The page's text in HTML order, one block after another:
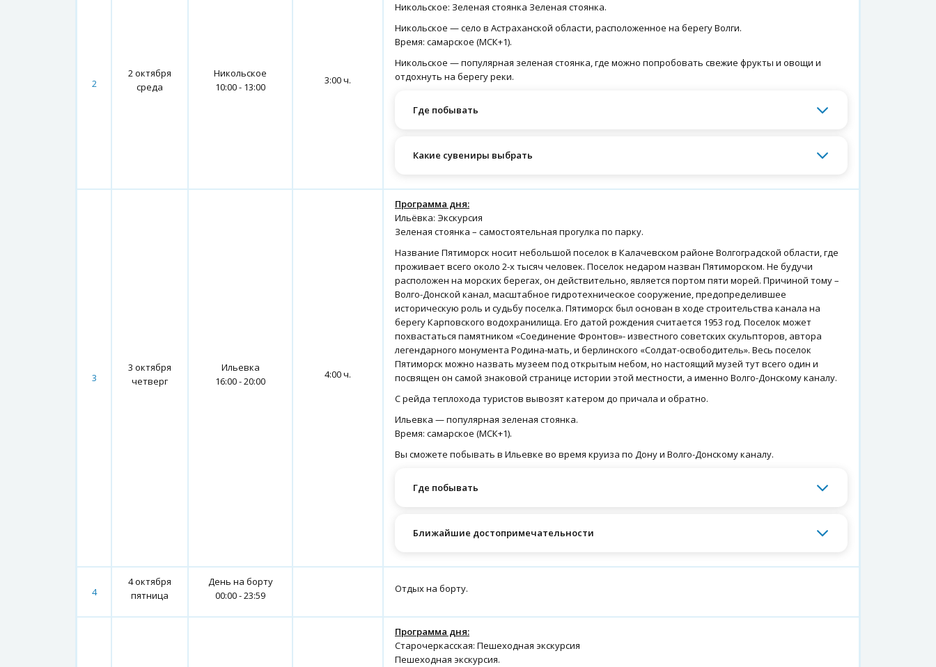
2
2 октября
среда
Никольское
10:00 - 13:00
3:00 ч.
Никольское: Зеленая стоянка Зеленая стоянка.
Никольское — село в Астраханской области, расположенное на берегу Волги.
Время: самарское (МСК+1).
Никольское — популярная зеленая стоянка, где можно попробовать свежие фрукты и овощи и
отдохнуть на берегу реки.
Где побывать
Какие сувениры выбрать
3
3 октября
четверг
Ильевка
16:00 - 20:00
4:00 ч.
Программа дня:
Ильёвка: Экскурсия
Зеленая стоянка – самостоятельная прогулка по парку.
Название Пятиморск носит небольшой поселок в Калачевском районе Волгоградской области, где
проживает всего около 2-х тысяч человек. Поселок недаром назван Пятиморском. Не будучи
расположен на морских берегах, он действительно, является портом пяти морей. Причиной тому –
Волго-Донской канал, масштабное гидротехническое сооружение, предопределившее
историческую роль и судьбу поселка. Пятиморск был основан в ходе строительства канала на
берегу Карповского водохранилища. Его датой рождения считается 1953 год. Поселок может
похвастаться памятником «Соединение Фронтов»- известного советских скульпторов, автора
легендарного монумента Родина-мать, и берлинского «Солдат-освободитель». Весь поселок
Пятиморск можно назвать музеем под открытым небом, но настоящий музей тут всего один и
посвящен он самой знаковой странице истории этой местности, а именно Волго-Донскому каналу.
С рейда теплохода туристов вывозят катером до причала и обратно.
Ильевка — популярная зеленая стоянка.
Время: самарское (МСК+1).
Вы сможете побывать в Ильевке во время круиза по Дону и Волго-Донскому каналу.
Где побывать
Ближайшие достопримечательности
4
4 октября
пятница
День на борту
00:00 - 23:59
Отдых на борту.
Программа дня:
Старочеркасская: Пешеходная экскурсия
Пешеходная экскурсия.